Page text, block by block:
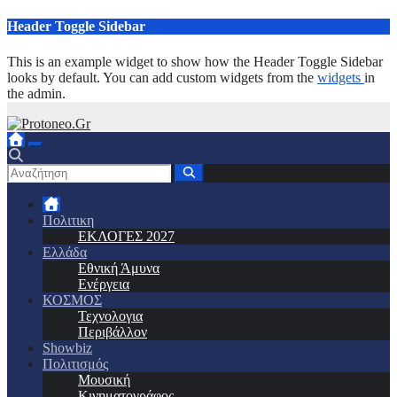
Μετάβαση
περιεχόμενο
Header Toggle Sidebar
This is an example widget to show how the Header Toggle Sidebar
looks by default. You can add custom widgets from the widgets in
the admin.
Πολιτικη
ΕΚΛΟΓΕΣ 2027
Ελλάδα
Εθνική Άμυνα
Ενέργεια
ΚΟΣΜΟΣ
Τεχνολογια
Περιβάλλον
Showbiz
Πολιτισμός
Μουσική